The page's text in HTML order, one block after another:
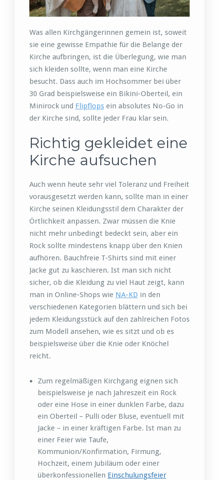
Was allen Kirchgängerinnen gemein ist, soweit
sie eine gewisse Empathie für die Belange der
Kirche aufbringen, ist die Überlegung, wie man
sich kleiden sollte, wenn man eine Kirche
besucht. Dass auch im Hochsommer bei über
30 Grad beispielsweise ein Bikini-Oberteil, ein
Minirock und Flipflops ein absolutes No-Go in
der Kirche sind, sollte jeder Frau klar sein.
Richtig gekleidet eine
Kirche aufsuchen
Auch wenn heute sehr viel Toleranz und Freiheit
vorausgesetzt werden kann, sollte man in einer
Kirche seinen Kleidungsstil dem Charakter der
Örtlichkeit anpassen. Zwar müssen die Knie
nicht mehr unbedingt bedeckt sein, aber ein
Rock sollte mindestens knapp über den Knien
aufhören. Bauchfreie T-Shirts sind mit einer
Jacke gut zu kaschieren. Ist man sich nicht
sicher, ob die Kleidung zu viel Haut zeigt, kann
man in Online-Shops wie NA-KD in den
verschiedenen Kategorien blättern und sich bei
jedem Kleidungsstück auf den zahlreichen Fotos
zum Modell ansehen, wie es sitzt und ob es
beispielsweise über die Knie oder Knöchel
reicht.
Zum regelmäßigen Kirchgang eignen sich
beispielsweise je nach Jahreszeit ein Rock
oder eine Hose in einer dunklen Farbe, dazu
ein Oberteil – Pulli oder Bluse, eventuell mit
Jacke – in einer kräftigen Farbe. Ist man zu
einer Feier wie Taufe,
Kommunion/Konfirmation, Firmung,
Hochzeit, einem Jubiläum oder einer
überkonfessionellen Einschulungsfeier